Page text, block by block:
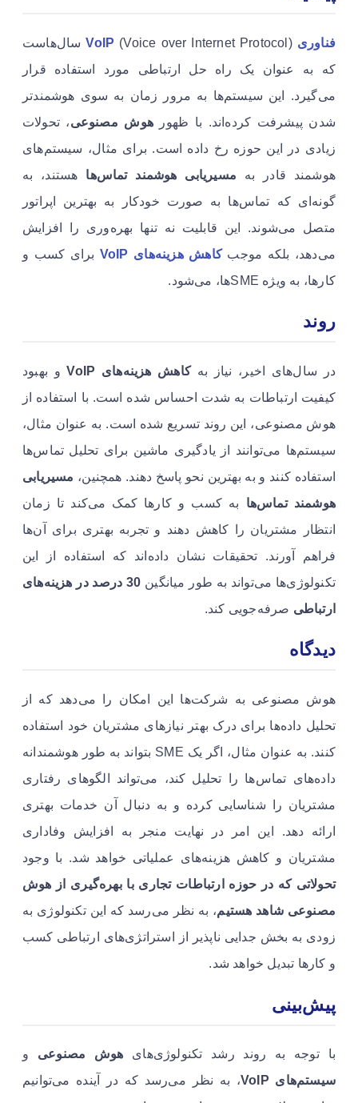
فناوری VoIP
(Voice over Internet Protocol) سال‌هاست
که به عنوان یک راه حل ارتباطی مورد استفاده قرار
می‌گیرد. این سیستم‌ها به مرور زمان به سوی هوشمندتر
شدن پیشرفت کرده‌اند. با ظهورهوش مصنوعی، تحولات
زیادی در این حوزه رخ داده است. برای مثال، سیستم‌های
هوشمند قادر به مسیریابی هوشمند تماس‌ها هستند، به
گونه‌ای که تماس‌ها به صورت خودکار به بهترین اپراتور
متصل می‌شوند. این قابلیت نه تنها بهره‌وری را افزایش
می‌دهد، بلکه موجبکاهش هزینه‌های VoIP
برای کسب و
کارها، به ویژه SMEها، می‌شود.
روند
در سال‌های اخیر، نیاز بهکاهش هزینه‌های VoIP
و بهبود
کیفیت ارتباطات به شدت احساس شده است. با استفاده از
هوش مصنوعی، این روند تسریع شده است. به عنوان مثال،
سیستم‌ها می‌توانند از یادگیری ماشین برای تحلیل تماس‌ها
استفاده کنند و به بهترین نحو پاسخ دهند. همچنین، مسیریابی
هوشمند تماس‌ها به کسب و کارها کمک می‌کند تا زمان
انتظار مشتریان را کاهش دهند و تجربه بهتری برای آن‌ها
فراهم آورند. تحقیقات نشان داده‌اند که استفاده از این
تکنولوژی‌ها می‌تواند به طور میانگین
30 درصد در هزینه‌های
ارتباطی صرفه‌جویی کند.
دیدگاه
هوش مصنوعی به شرکت‌ها این امکان را می‌دهد که از
تحلیل داده‌ها برای درک بهتر نیازهای مشتریان خود استفاده
کنند. به عنوان مثال، اگر یک SME بتواند به طور هوشمندانه
داده‌های تماس‌ها را تحلیل کند، می‌تواند الگوهای رفتاری
مشتریان را شناسایی کرده و به دنبال آن خدمات بهتری
ارائه دهد. این امر در نهایت منجر به افزایش وفاداری
مشتریان و کاهش هزینه‌های عملیاتی خواهد شد. با وجود
تحولاتی که در حوزه ارتباطات تجاری با بهره‌گیری از هوش
مصنوعی شاهد هستیم، به نظر می‌رسد که این تکنولوژی به
زودی به بخش جدایی ناپذیر از استراتژی‌های ارتباطی کسب
و کارها تبدیل خواهد شد.
پیش‌بینی
با توجه به روند رشد تکنولوژی‌های هوش مصنوعی و
سیستم‌های VoIP
، به نظر می‌رسد که در آینده می‌توانیم